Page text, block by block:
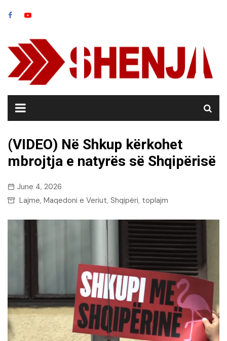
(VIDEO) Në Shkup kërkohet
mbrojtja e natyrës së Shqipërisë
June 4, 2026
Lajme, Maqedoni e Veriut, Shqipëri, toplajm